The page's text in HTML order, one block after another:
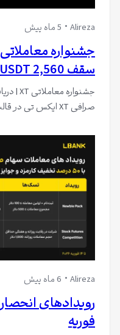
Alireza 5 ماه پیش
سقف 2,560 USDT
صرافی XT ایکس تی در قالب یک جشنواره…
Alireza 6 ماه پیش
رویدادهای
فوریه